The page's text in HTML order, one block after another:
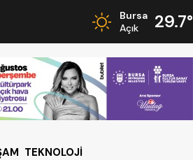
Bursa
Açık
29.7°
TEKNOLOJİ